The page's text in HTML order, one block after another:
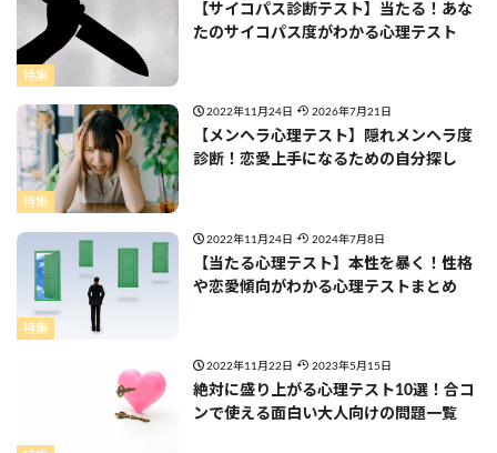
特集
【サイコパス診断テスト】当たる！あな
たのサイコパス度がわかる心理テスト
特集
2022年11月24日 2026年7月21日
【メンヘラ心理テスト】隠れメンヘラ度
診断！恋愛上手になるための自分探し
特集
2022年11月24日 2024年7月8日
【当たる心理テスト】本性を暴く！性格
や恋愛傾向がわかる心理テストまとめ
2022年11月22日 2023年5月15日
絶対に盛り上がる心理テスト10選！合コ
ンで使える面白い大人向けの問題一覧